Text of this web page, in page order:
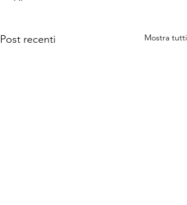
Post recenti Mostra tutti